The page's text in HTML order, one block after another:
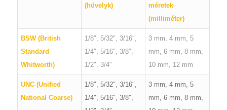
(hüvelyk)
méretek
(milliméter)
BSW (British
Standard
Whitworth)
1/8″, 5/32″, 3/16″,
1/4″, 5/16″, 3/8″,
1/2″, 3/4″
3 mm, 4 mm, 5
mm, 6 mm, 8 mm,
10 mm, 12 mm
UNC (Unified
National Coarse)
1/8″, 5/32″, 3/16″,
1/4″, 5/16″, 3/8″,
3 mm, 4 mm, 5
mm, 6 mm, 8 mm,